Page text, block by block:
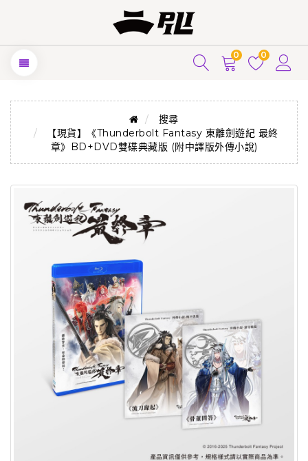
0 0
搜尋
【現貨】《Thunderbolt Fantasy 東離劍遊紀 最終
章》BD+DVD雙碟典藏版 (附中譯版外傳小說)